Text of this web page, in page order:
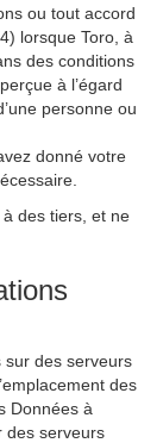
ou tout accord
lorsque Toro, à
des conditions
à l’égard
personne ou
donné votre
des tiers, et ne
sur des serveurs
des
Données à
des serveurs